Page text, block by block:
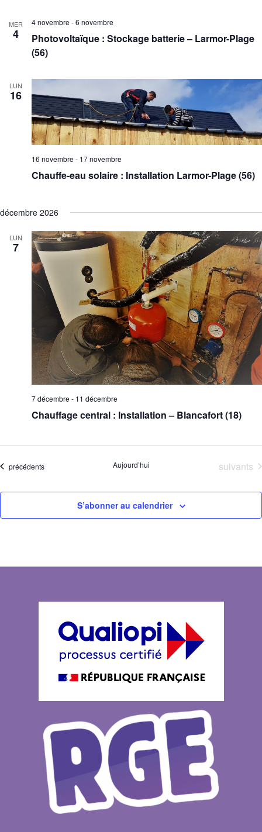
MER
4
4 novembre -6 novembre
Photovoltaïque : Stockage batterie – Larmor-Plage
(56)
LUN
16
16 novembre - 17 novembre
Chauffe-eau solaire : Installation Larmor-Plage (56)
décembre 2026
LUN
7
7 décembre - 11 décembre
Chauffage central : Installation – Blancafort (18)
Évènements
précédents Aujourd’hui suivants
S’abonner au calendrier